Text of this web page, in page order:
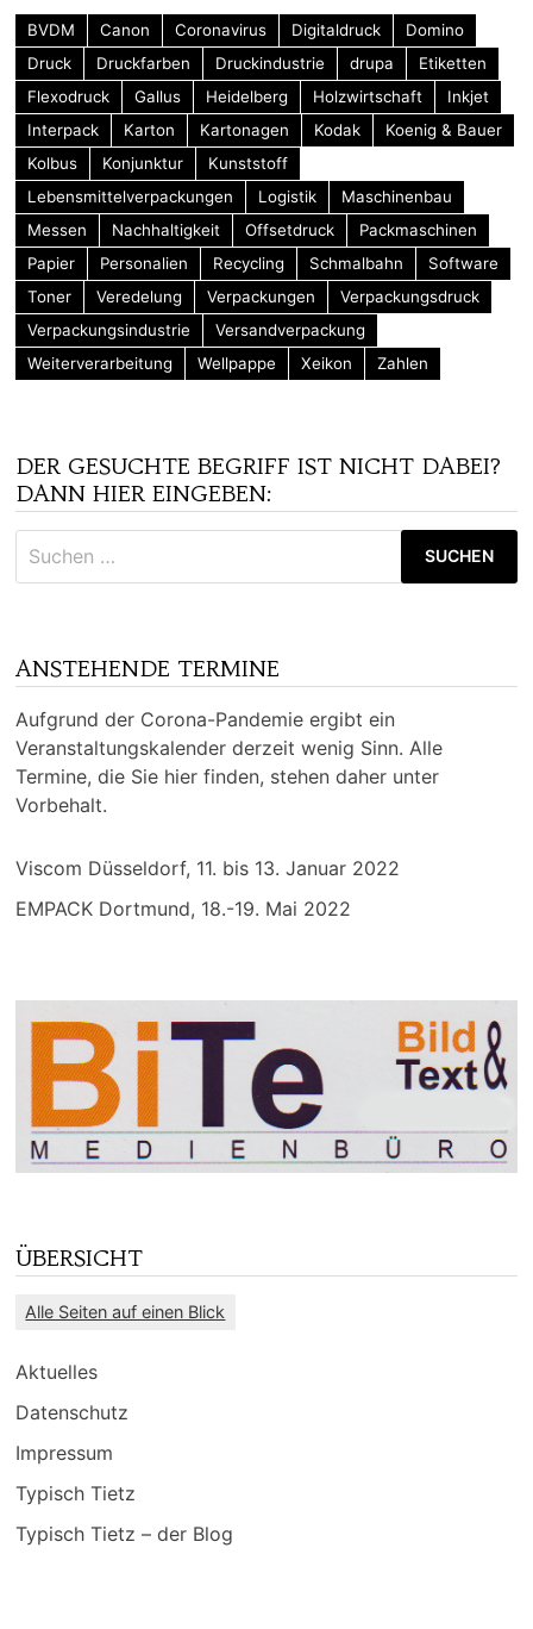
BVDM Canon Coronavirus Digitaldruck
Domino
Druck
Druckfarben Druckindustrie drupa
Etiketten
Flexodruck
Gallus Heidelberg Holzwirtschaft
Inkjet
Interpack
Karton Kartonagen Kodak
Koenig & Bauer
Kolbus
Konjunktur
Kunststoff
Lebensmittelverpackungen
Logistik
Maschinenbau
Messen
Nachhaltigkeit Offsetdruck
Packmaschinen
Papier
Personalien Recycling Schmalbahn
Software
Toner
Veredelung Verpackungen
Verpackungsdruck
Verpackungsindustrie
Versandverpackung
Weiterverarbeitung
Wellpappe Xeikon Zahlen
DER GESUCHTE BEGRIFF IST NICHT DABEI?
DANN HIER EINGEBEN:
nach:
ANSTEHENDE TERMINE
Aufgrund der Corona-Pandemie ergibt ein
Veranstaltungskalender derzeit wenig Sinn. Alle
Termine, die Sie hier finden, stehen daher unter
Vorbehalt.
Viscom Düsseldorf, 11. bis 13. Januar 2022
EMPACK Dortmund, 18.-19. Mai 2022
ÜBERSICHT
Alle Seiten auf einen Blick
Aktuelles
Datenschutz
Impressum
Typisch Tietz
Typisch Tietz – der Blog